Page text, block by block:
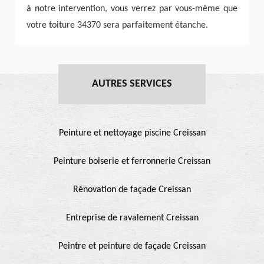
à notre intervention, vous verrez par vous-même que
votre toiture 34370 sera parfaitement étanche.
AUTRES SERVICES
Peinture et nettoyage piscine Creissan
Peinture boiserie et ferronnerie Creissan
Rénovation de façade Creissan
Entreprise de ravalement Creissan
Peintre et peinture de façade Creissan